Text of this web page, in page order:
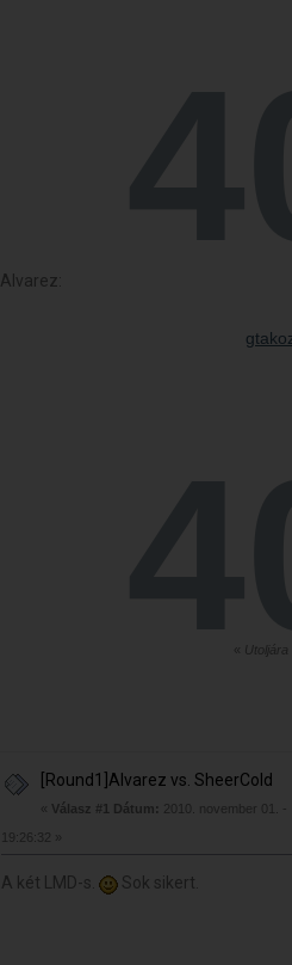
Alvarez:
«
[Round1]Alvarez vs. SheerCold
« Válasz #1 Dátum: 2010. november 01. -
19:26:32 »
A két LMD-s. Sok sikert.